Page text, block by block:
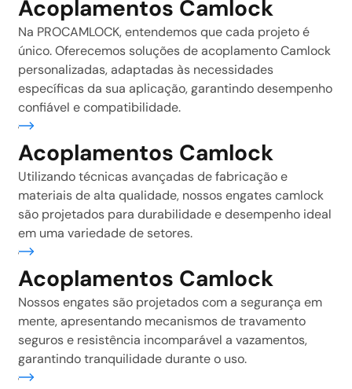
Acoplamentos Camlock
Na PROCAMLOCK, entendemos que cada projeto é
único. Oferecemos soluções de acoplamento Camlock
personalizadas, adaptadas às necessidades
específicas da sua aplicação, garantindo desempenho
confiável e compatibilidade.
Acoplamentos Camlock
Utilizando técnicas avançadas de fabricação e
materiais de alta qualidade, nossos engates camlock
são projetados para durabilidade e desempenho ideal
em uma variedade de setores.
Acoplamentos Camlock
Nossos engates são projetados com a segurança em
mente, apresentando mecanismos de travamento
seguros e resistência incomparável a vazamentos,
garantindo tranquilidade durante o uso.